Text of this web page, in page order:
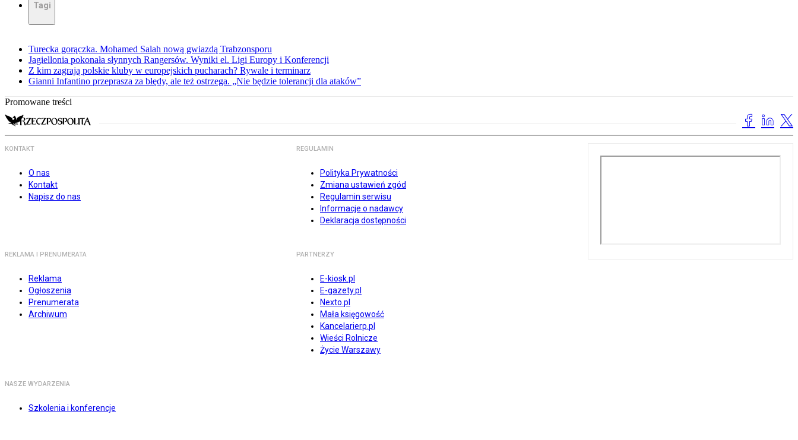
Tagi
Turecka gorączka. Mohamed Salah nową gwiazdą Trabzonsporu
Jagiellonia pokonała słynnych Rangersów. Wyniki el. Ligi Europy i Konferencji
Z kim zagrają polskie kluby w europejskich pucharach? Rywale i terminarz
Gianni Infantino przeprasza za błędy, ale też ostrzega. „Nie będzie tolerancji dla ataków”
Promowane treści
KONTAKT
O nas
Kontakt
Napisz do nas
REGULAMIN
Polityka Prywatności
Zmiana ustawień zgód
Regulamin serwisu
Informacje o nadawcy
Deklaracja dostępności
REKLAMA I PRENUMERATA
Reklama
Ogłoszenia
Prenumerata
Archiwum
PARTNERZY
E-kiosk.pl
E-gazety.pl
Nexto.pl
Mała księgowość
Kancelarierp.pl
Wieści Rolnicze
Życie Warszawy
NASZE WYDARZENIA
Szkolenia i konferencje